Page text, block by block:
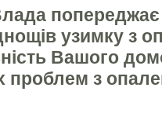
узимку з
Вашого
проблем з